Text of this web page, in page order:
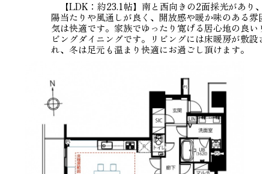
【LDK：約23.1帖】南と西向きの2面採光があり、
陽当たりや風通しが良く、開放感や暖か味のある雰囲
気は快適です。家族でゆったり寛げる居心地の良いリ
ビングダイニングです。リビングには床暖房が敷設さ
れ、冬は足元も温まり快適にお過ごし頂けます。